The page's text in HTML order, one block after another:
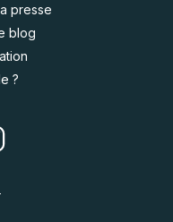
presse
blog
?